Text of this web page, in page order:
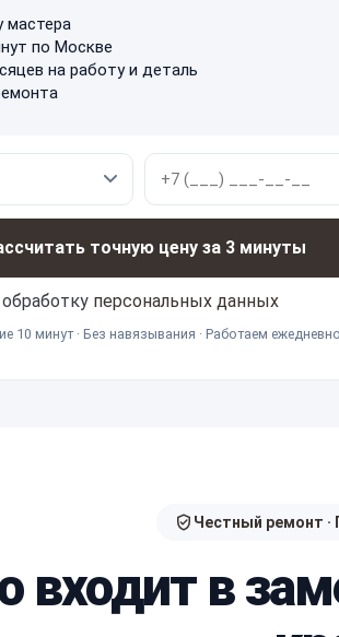
мастера
по Москве
на работу и деталь
точную цену за 3 минуты
персональных данных
10 минут · Без навязывания · Работаем
Честный ремонт ·
входит в